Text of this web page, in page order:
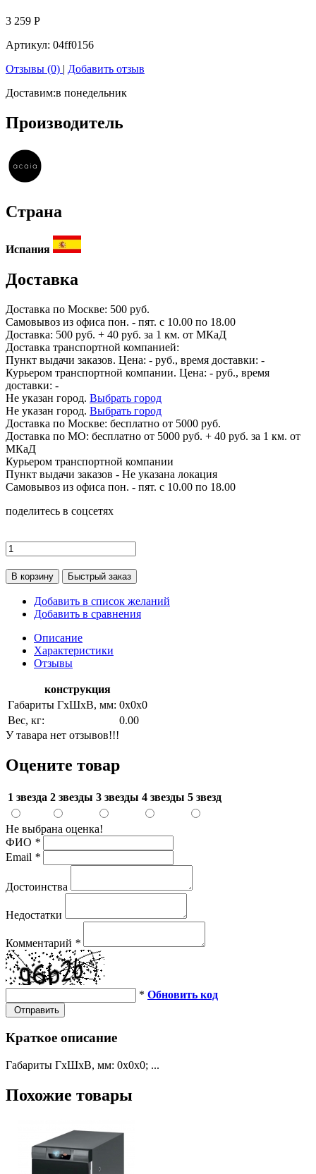
3 259 Р
Артикул: 04ff0156
Отзывы (0) | Добавить отзыв
Доставим:в понедельник
Производитель
Страна
Испания
Доставка
Доставка по Москве: 500 руб.
Самовывоз из офиса пон. - пят. с 10.00 по 18.00
Доставка: 500 руб. + 40 руб. за 1 км. от МКаД
Доставка транспортной компанией:
Пункт выдачи заказов. Цена: - руб., время доставки: -
Курьером транспортной компании. Цена: - руб., время
доставки: -
Не указан город. Выбрать город
Не указан город. Выбрать город
Доставка по Москве: бесплатно от 5000 руб.
Доставка по МО: бесплатно от 5000 руб. + 40 руб. за 1 км. от
МКаД
Курьером транспортной компании
Пункт выдачи заказов - Не указана локация
Самовывоз из офиса пон. - пят. с 10.00 по 18.00
поделитесь в соцсетях
В корзину Быстрый заказ
Добавить в список желаний
Добавить в сравнения
Описание
Характеристики
Отзывы
конструкция
Габариты ГхШхВ, мм: 0х0х0
Вес, кг:
0.00
У тавара нет отзывов!!!
Оцените товар
1 звезда 2 звезды 3 звезды 4 звезды 5 звезд
Не выбрана оценка!
ФИО *
Email *
Достоинства
Недостатки
Комментарий *
* Обновить код
Отправить
Краткое описание
Габариты ГхШхВ, мм: 0х0х0; ...
Похожие товары